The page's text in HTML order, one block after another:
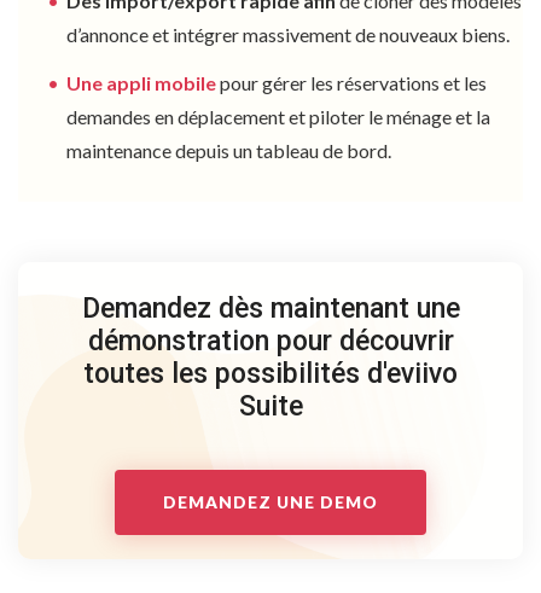
d’annonce et intégrer massivement de nouveaux biens.
Une appli mobilepour gérer les réservations et les
demandes en déplacement et piloter le ménage et la
maintenance depuis un tableau de bord.
Demandez dès maintenant une
démonstration pour découvrir
toutes les possibilités d'eviivo
Suite
DEMANDEZ UNE DEMO